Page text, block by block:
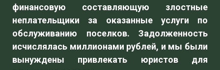
финансовую составляющую злостные
неплательщики за оказанные услуги по
обслуживанию поселков. Задолженность
исчислялась миллионами рублей, и мы были
вынуждены привлекать юристов для